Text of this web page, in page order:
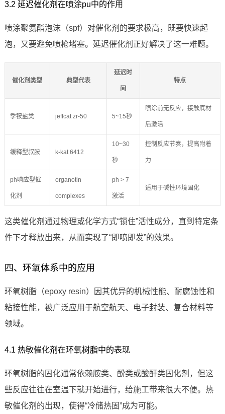
3.2 延迟催化剂在喷涂pu中的作用
喷涂聚氨酯泡沫（spf）对催化剂的要求极高，既要快速起
泡，又要避免喷枪堵塞。延迟催化剂正好解决了这一难题。
催化剂类型 典型代表
延迟时
间
特点
季铵盐类 jeffcat zr-50 5~15秒
喷涂前无反应，接触底材
后激活
缓释型叔胺 k-kat 6412
10~30
秒
控制反应节奏，提高附着
力
ph响应型催
化剂
organotin
complexes
ph > 7
激活
适用于碱性环境固化
这类催化剂通过物理或化学方式“锁住”活性成分，直到特定条
件下才释放出来，从而实现了“即喷即发”的效果。
四、环氧体系中的应用
环氧树脂（epoxy resin）因其优异的机械性能、耐腐蚀性和
粘接性能，被广泛应用于航空航天、电子封装、复合材料等
领域。
4.1 热敏催化剂在环氧树脂中的表现
环氧树脂的固化通常依赖胺类、酚类或酸酐类固化剂，但这
些反应往往在室温下就开始进行，给施工带来很大不便。热
敏催化剂的出现，使得“冷储热固”成为可能。